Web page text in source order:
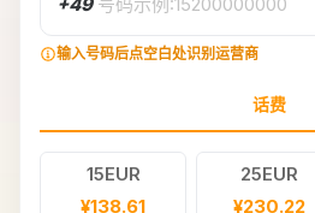
输入号码后点空白处识别运营商
话费
15EUR
¥138.61
25EUR
¥230.22